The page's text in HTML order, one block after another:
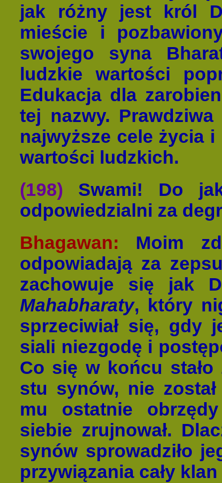
jak różny jest król
mieście i
swojego syna
ludzkie wartości
Edukacja dla
tej nazwy.
najwyższe cele życia
wartości ludzkich.
(198) Swami! Do
odpowiedzialni za
Bhagawan: Moim
odpowiadają za
zachowuje się jak
Mahabharaty, który
sprzeciwiał się, gdy
siali niezgodę i
Co się w końcu stało
stu synów, nie
mu ostatnie
siebie zrujnował.
synów sprowadziło
przywiązania cały klan